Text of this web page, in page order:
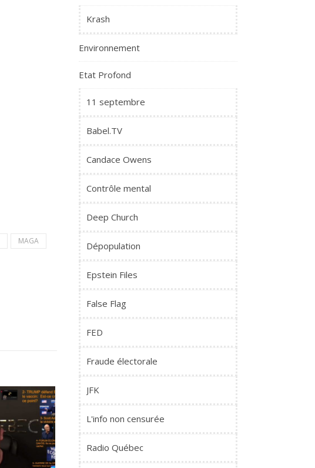
MAGA
Krash
Environnement
Etat Profond
11 septembre
Babel.TV
Candace Owens
Contrôle mental
Deep Church
Dépopulation
Epstein Files
False Flag
FED
Fraude électorale
JFK
L'info non censurée
Radio Québec